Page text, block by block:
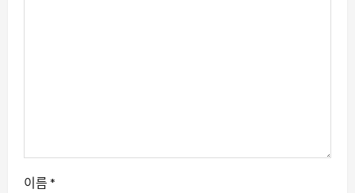
이름 *